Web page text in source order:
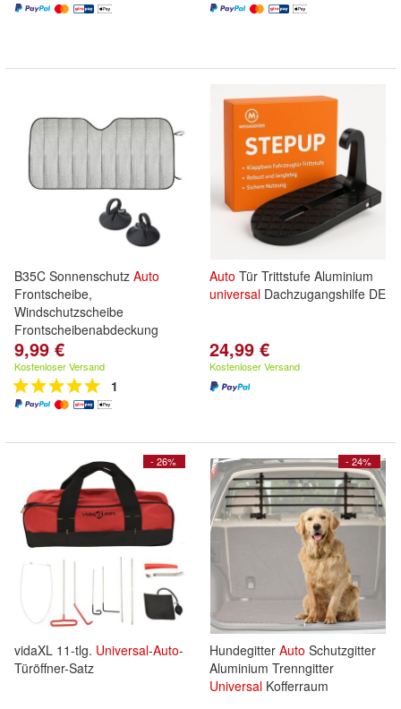
B35C Sonnenschutz Auto
Frontscheibe,
Windschutzscheibe
Frontscheibenabdeckung
9,99 €
Kostenloser Versand
1
Auto Tür Trittstufe Aluminium
universal Dachzugangshilfe DE
24,99 €
Kostenloser Versand
- 26%
vidaXL 11-tlg. Universal-Auto-
Türöffner-Satz
- 24%
Hundegitter Auto Schutzgitter
Aluminium Trenngitter
Universal Kofferraum